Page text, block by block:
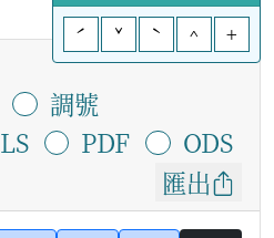
ˊ
ˇ ˋ ^ +
調號
PDF
ODS
匯出